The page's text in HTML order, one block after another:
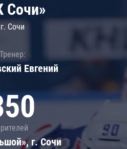
Сочи»
г. Сочи
Тренер:
Евгений
г. Сочи